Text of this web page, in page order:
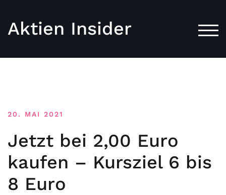
Aktien Insider
20. MAI 2021
Jetzt bei 2,00 Euro
kaufen – Kursziel 6 bis
8 Euro